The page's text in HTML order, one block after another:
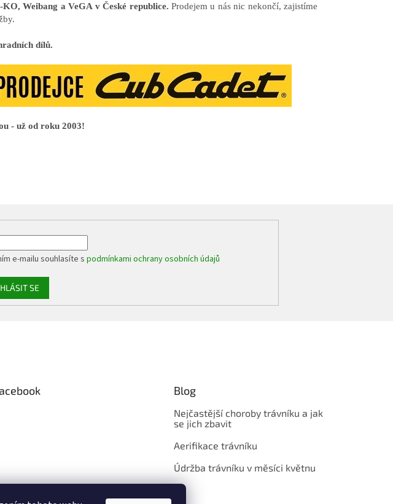
Weibang a VeGA v České republice. Prodejem u nás nic nekončí, zajistíme
dílů.
- už od roku 2003!
e-mailu souhlasíte spodmínkami ochrany osobních údajů
SE
Blog
Nejčastější choroby trávníku a jak
se jich zbavit
Aerifikace trávníku
Údržba trávníku v měsíci květnu